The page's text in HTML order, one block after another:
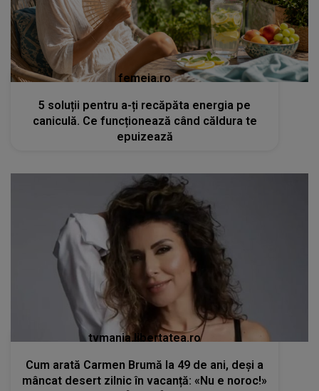
femeia.ro
5 soluții pentru a-ți recăpăta energia pe
caniculă. Ce funcționează când căldura te
epuizează
tvmania.libertatea.ro
Cum arată Carmen Brumă la 49 de ani, deși a
mâncat desert zilnic în vacanță: «Nu e noroc!»